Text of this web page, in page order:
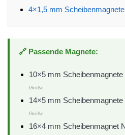
4×1,5 mm
🔗 Passende Magnete:
10×5 mm
Größe
14×5 mm
Größe
16×4 mm Scheibenmagnet